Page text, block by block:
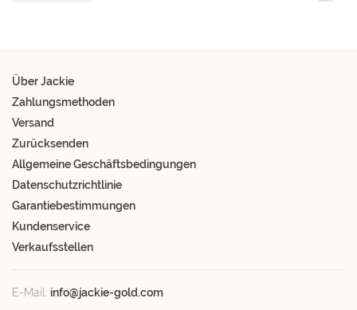
Über Jackie
Zahlungsmethoden
Versand
Zurücksenden
Allgemeine Geschäftsbedingungen
Datenschutzrichtlinie
Garantiebestimmungen
Kundenservice
Verkaufsstellen
E-Mail: info@jackie-gold.com